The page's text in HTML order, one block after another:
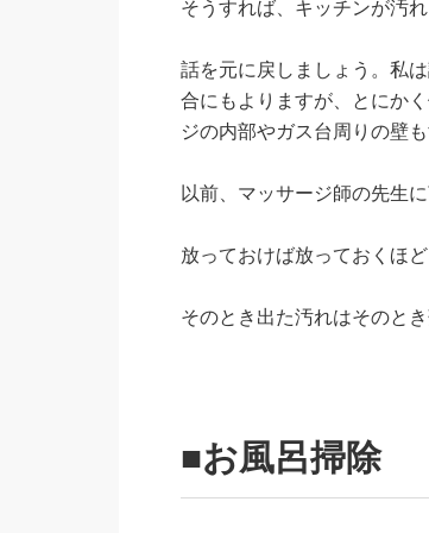
そうすれば、キッチンが汚
話を元に戻しましょう。私
合にもよりますが、とにか
ジの内部やガス台周りの壁も
以前、マッサージ師の先生
放っておけば放っておくほ
そのとき出た汚れはそのと
■お風呂掃除